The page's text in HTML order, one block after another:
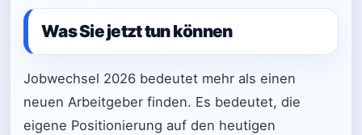
Was Sie jetzt tun können
Jobwechsel 2026 bedeutet mehr als einen
neuen Arbeitgeber finden. Es bedeutet, die
eigene Positionierung auf den heutigen